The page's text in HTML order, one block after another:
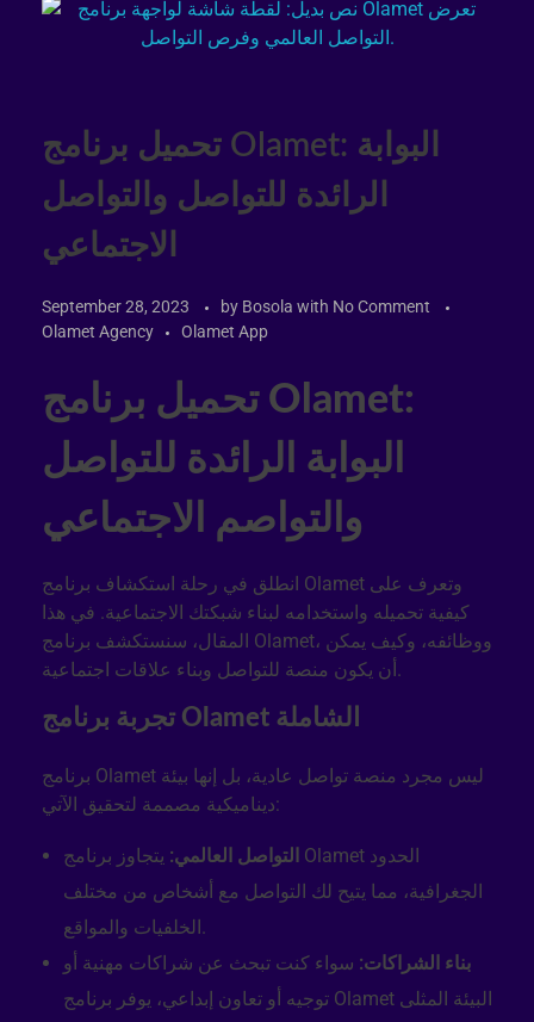
تحميل برنامج Olamet: البوابة
الرائدة للتواصل والتواصل
الاجتماعي
September 28, 2023 by Bosola with No Comment
Olamet Agency
Olamet App
تحميل برنامج Olamet:
البوابة الرائدة للتواصل
والتواصم الاجتماعي
انطلق في رحلة استكشاف برنامج Olamet وتعرف على
كيفية تحميله واستخدامه لبناء شبكتك الاجتماعية. في هذا
المقال، سنستكشف برنامج Olamet، ووظائفه، وكيف يمكن
أن يكون منصة للتواصل وبناء علاقات اجتماعية.
تجربة برنامج Olamet الشاملة
برنامج Olamet ليس مجرد منصة تواصل عادية، بل إنها بيئة
ديناميكية مصممة لتحقيق الآتي:
التواصل العالمي: يتجاوز برنامج Olamet الحدود
الجغرافية، مما يتيح لك التواصل مع أشخاص من مختلف
الخلفيات والمواقع.
بناء الشراكات: سواء كنت تبحث عن شراكات مهنية أو
توجيه أو تعاون إبداعي، يوفر برنامج Olamet البيئة المثلى